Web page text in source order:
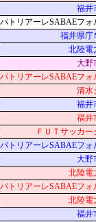
福井
パトリアーレSABAEフォ
福井県庁
北陸電
大野
パトリアーレSABAEフォ
清水
福井
福井
ＦＵＴサッカー
パトリアーレSABAEフォ
大野
北陸電
パトリアーレSABAEフォ
北陸電
福井